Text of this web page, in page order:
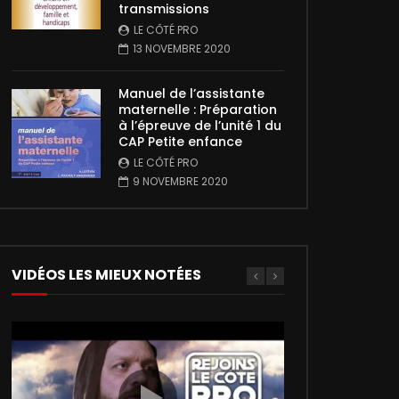
transmissions
LE CÔTÉ PRO
13 NOVEMBRE 2020
Manuel de l’assistante
maternelle : Préparation
à l’épreuve de l’unité 1 du
CAP Petite enfance
LE CÔTÉ PRO
9 NOVEMBRE 2020
VIDÉOS LES MIEUX NOTÉES